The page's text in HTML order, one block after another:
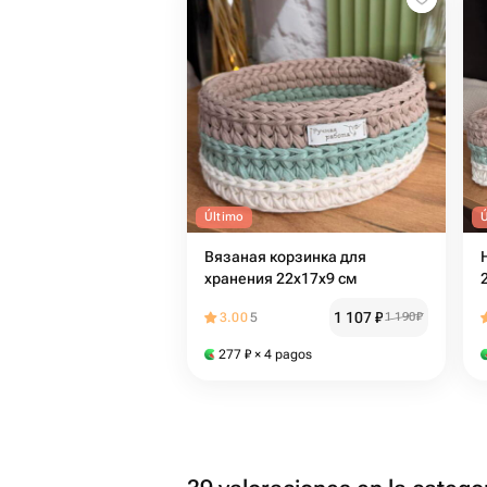
Último
Вязаная корзинка для
хранения 22х17х9 см
3.005 1 107₽1 190₽
277 ₽ × 4 pagos